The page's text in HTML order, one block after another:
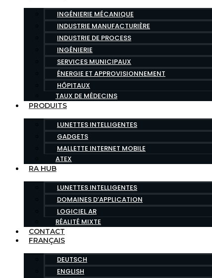
INGÉNIERIE MÉCANIQUE
INDUSTRIE MANUFACTURIÈRE
INDUSTRIE DE PROCESS
INGÉNIERIE
SERVICES MUNICIPAUX
ÉNERGIE ET APPROVISIONNEMENT
HÔPITAUX
TAUX DE MÉDECINS
PRODUITS
LUNETTES INTELLIGENTES
GADGETS
MALLETTE INTERNET MOBILE
ATEX
RA HUB
LUNETTES INTELLIGENTES
DOMAINES D’APPLICATION
LOGICIEL AR
RÉALITÉ MIXTE
CONTACT
FRANÇAIS
DEUTSCH
ENGLISH